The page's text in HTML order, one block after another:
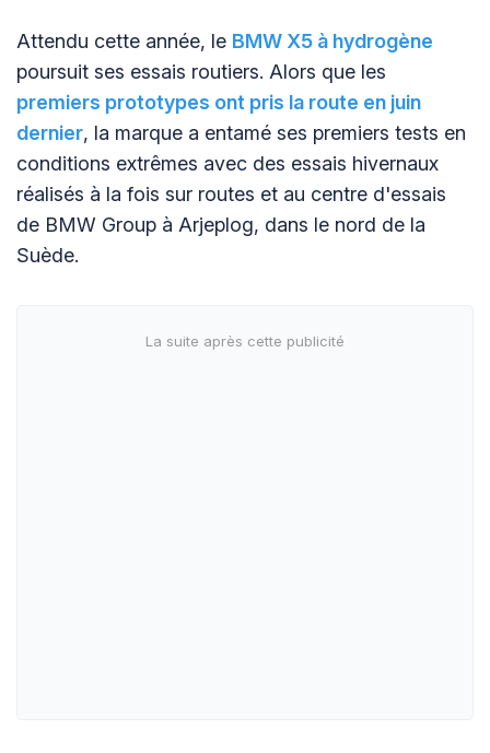
Attendu cette année, le BMW X5 à hydrogène
poursuit ses essais routiers. Alors que les
premiers prototypes ont pris la route en juin
dernier, la marque a entamé ses premiers tests en
conditions extrêmes avec des essais hivernaux
réalisés à la fois sur routes et au centre d'essais
de BMW Group à Arjeplog, dans le nord de la
Suède.